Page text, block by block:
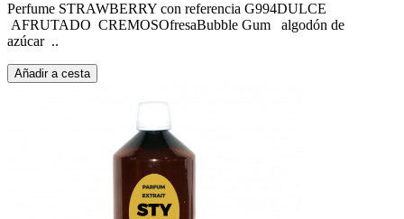
Perfume STRAWBERRY con referencia G994DULCE
AFRUTADO CREMOSOfresaBubble Gum algodón de
azúcar ..
Añadir a cesta